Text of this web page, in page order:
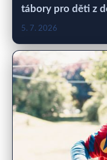
tábory pro děti z
5. 7. 2026